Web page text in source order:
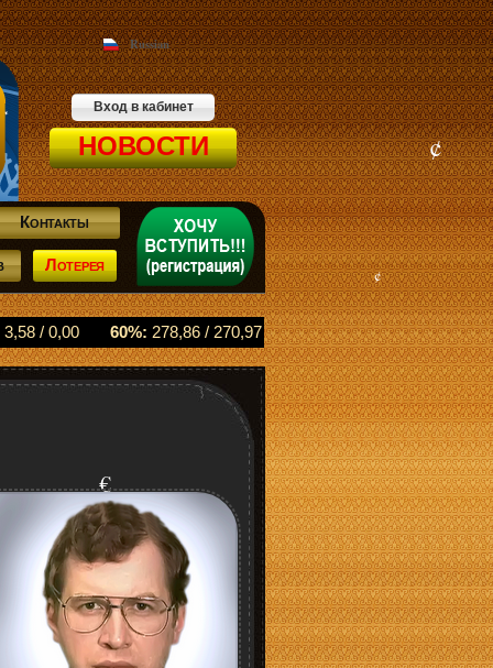
$
£
€
£
¢
¢
¢ £
Russian
Вход в кабинет
НОВОСТИ
Контакты
Лотерея